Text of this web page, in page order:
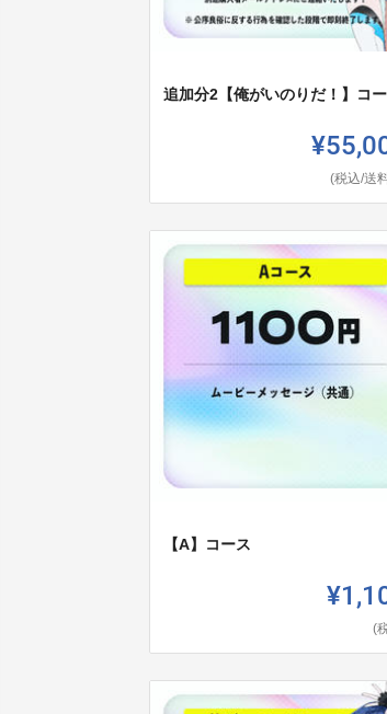
追加分2【俺がいのりだ！】コ
(税込/送
【A】コース
(